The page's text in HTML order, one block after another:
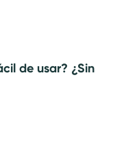
de usar? ¿Sin